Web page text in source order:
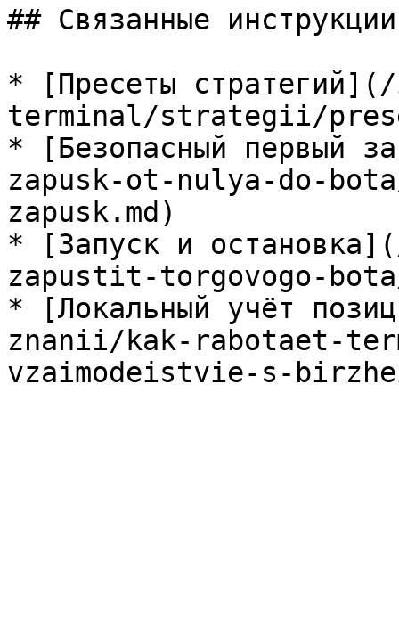
## Связанные инструкции
* [Пресеты
terminal/strategii/
* [Безопасный первый
zapusk-ot-nulya-do-
zapusk.md)
* [Запуск и
zapustit-torgovogo-
* [Локальный учёт
znanii/kak-rabotaet-